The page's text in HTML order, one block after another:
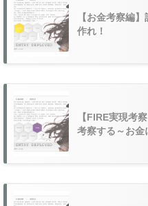
【お金考察編
作れ！
【FIRE実現考
考察する～お金